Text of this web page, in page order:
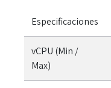
Especificaciones
vCPU (Min /
Max)